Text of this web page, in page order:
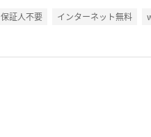
保証人不要 インターネット無料